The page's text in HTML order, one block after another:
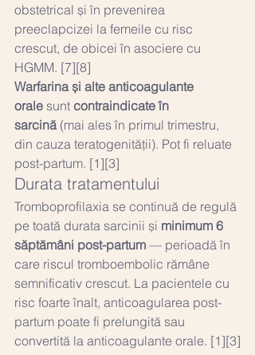
obstetrical și în prevenirea
preeclapcizei la femeile cu risc
crescut, de obicei în asociere cu
HGMM. [7][8]
Warfarina și alte anticoagulante
orale sunt contraindicate în
sarcină (mai ales în primul trimestru,
din cauza teratogenității). Pot fi reluate
post-partum. [1][3]
Durata tratamentului
Tromboprofilaxia se continuă de regulă
pe toată durata sarcinii și minimum 6
săptămâni post-partum — perioadă în
care riscul tromboembolic rămâne
semnificativ crescut. La pacientele cu
risc foarte înalt, anticoagularea post-
partum poate fi prelungită sau
convertită la anticoagulante orale. [1][3]